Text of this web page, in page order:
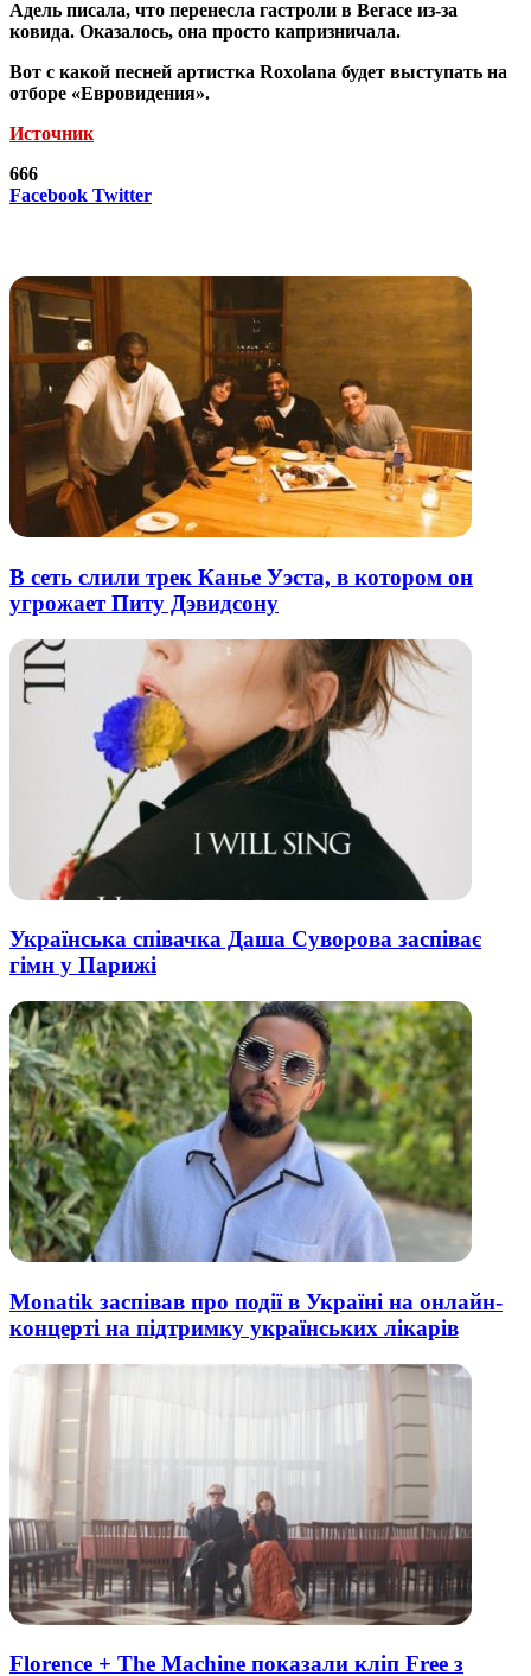
Адель писала, что перенесла гастроли в Вегасе из-за
ковида. Оказалось, она просто капризничала.
Вот с какой песней артистка Roxolana будет выступать на
отборе «Евровидения».
Источник
666
Facebook TwitterLinkedIn
Tumblr
Reddit
Вконтакте
Одноклассники
Skype
Messenger
Messenger
WhatsApp
Telegram
Viber
Line
Поделиться
Печатать
В сеть слили трек Канье Уэста, в котором он
угрожает Питу Дэвидсону
Українська співачка Даша Суворова заспіває
гімн у Парижі
Monatik заспівав про події в Україні на онлайн-
концерті на підтримку українських лікарів
Florence + The Machine показали кліп Free з